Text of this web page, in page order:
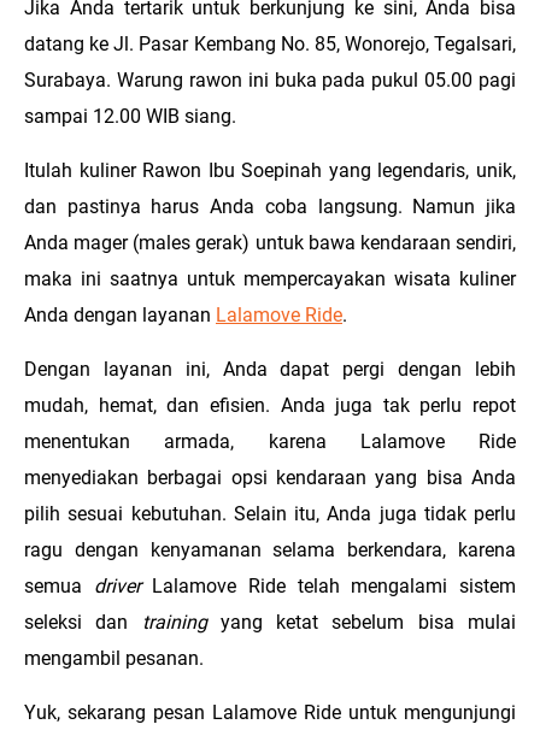
Jika Anda tertarik untuk berkunjung ke sini, Anda bisa
datang ke Jl. Pasar Kembang No. 85, Wonorejo, Tegalsari,
Surabaya. Warung rawon ini buka pada pukul 05.00 pagi
sampai 12.00 WIB siang.
Itulah kuliner Rawon Ibu Soepinah yang legendaris, unik,
dan pastinya harus Anda coba langsung. Namun jika
Anda mager (males gerak) untuk bawa kendaraan sendiri,
maka ini saatnya untuk mempercayakan wisata kuliner
Anda dengan layanan Lalamove Ride.
Dengan layanan ini, Anda dapat pergi dengan lebih
mudah, hemat, dan efisien. Anda juga tak perlu repot
menentukan armada, karena Lalamove Ride
menyediakan berbagai opsi kendaraan yang bisa Anda
pilih sesuai kebutuhan. Selain itu, Anda juga tidak perlu
ragu dengan kenyamanan selama berkendara, karena
semua driver Lalamove Ride telah mengalami sistem
seleksi dan
training yang ketat sebelum bisa mulai
mengambil pesanan.
Yuk, sekarang pesan Lalamove Ride untuk mengunjungi